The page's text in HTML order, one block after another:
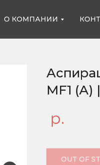
О КОМПАНИИ
MF1 (А)
р.
OUT OF